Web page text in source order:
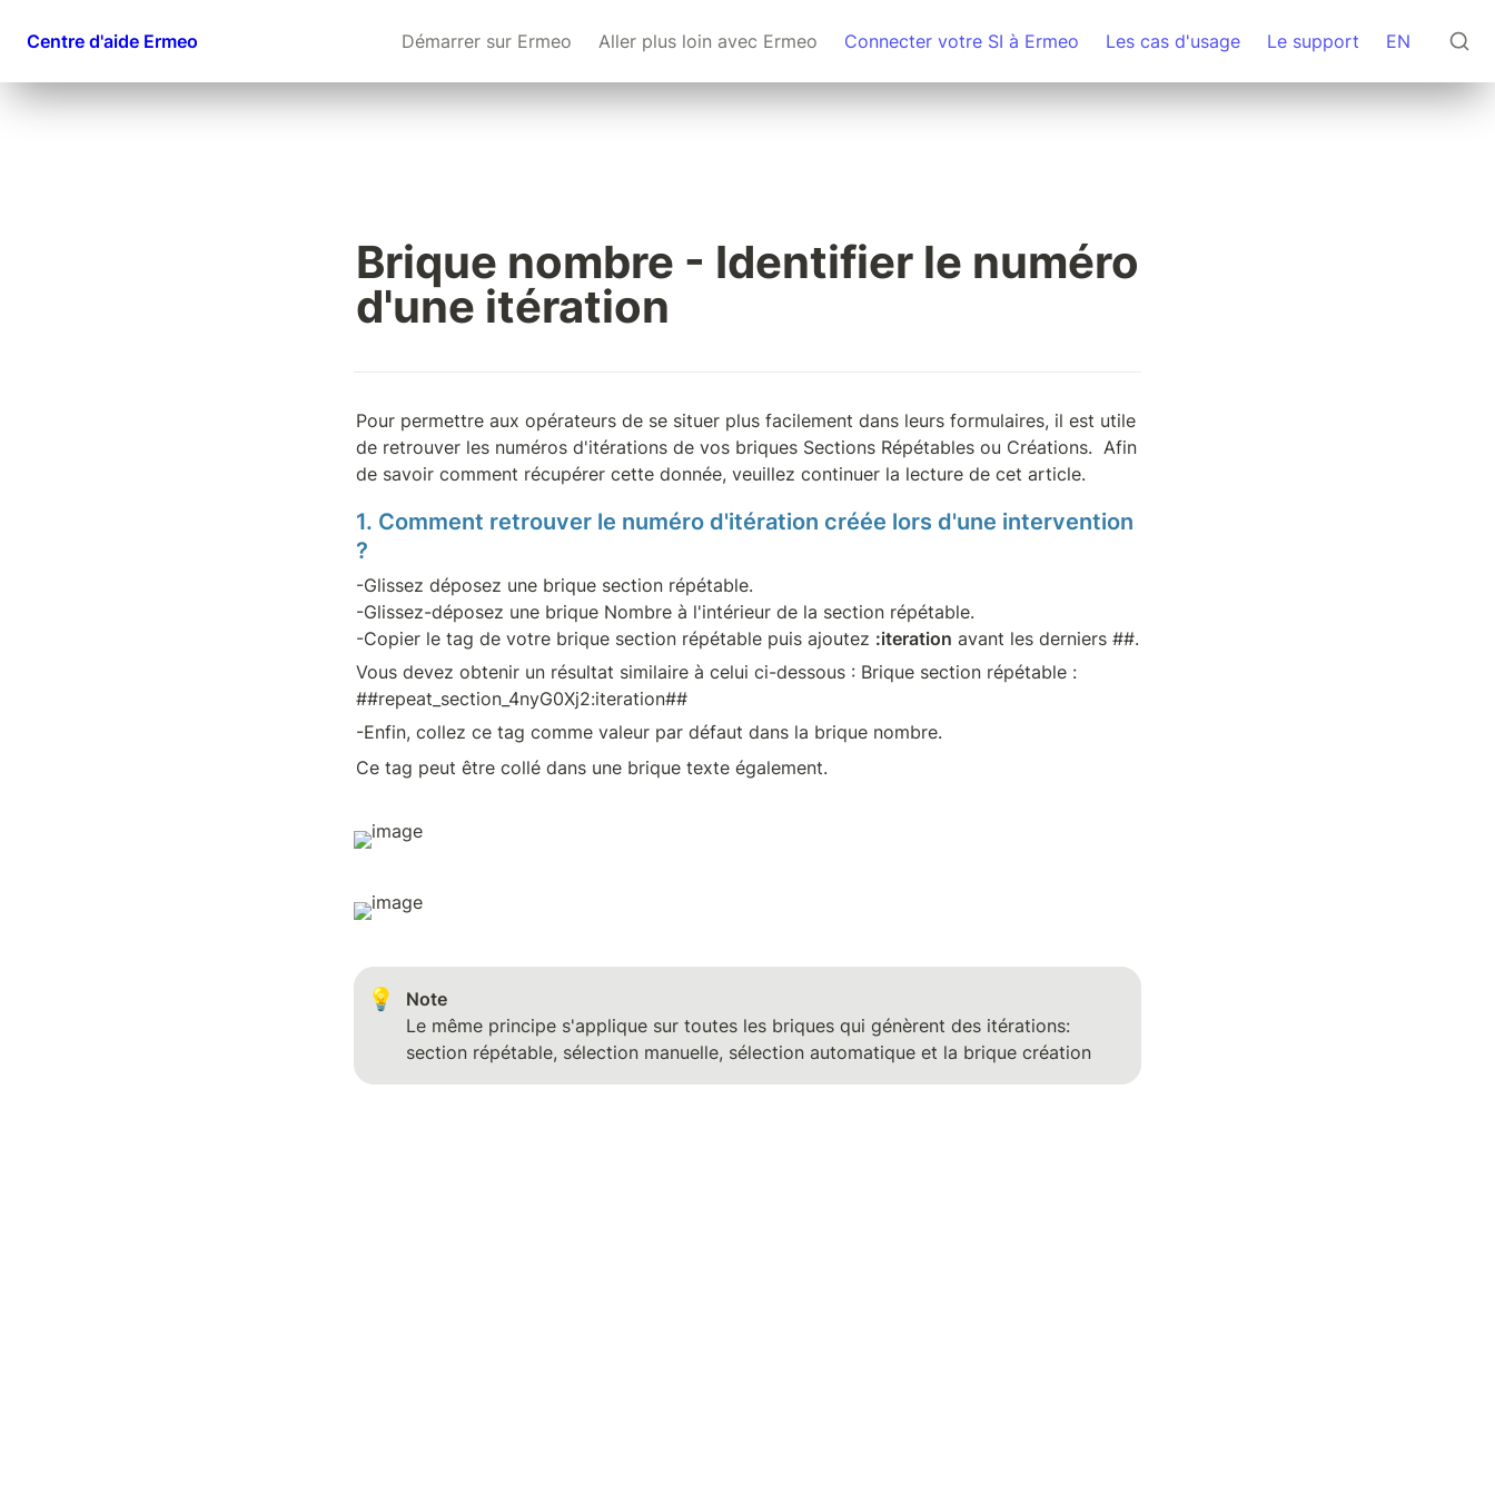
Centre d'aide Ermeo Démarrer sur Ermeo Aller plus loin avec Ermeo Connecter votre SI à Ermeo Les cas d'usage Le support EN
Brique nombre - Identifier le numéro
d'une itération
Pour permettre aux opérateurs de se situer plus facilement dans leurs formulaires, il est utile
de retrouver les numéros d'itérations de vos briques Sections Répétables ou Créations.  Afin
de savoir comment récupérer cette donnée, veuillez continuer la lecture de cet article.
1. Comment retrouver le numéro d'itération créée lors d'une intervention
?
-Glissez déposez une brique section répétable.
-Glissez-déposez une brique Nombre à l'intérieur de la section répétable.
-Copier le tag de votre brique section répétable puis ajoutez :iteration avant les derniers ##.
Vous devez obtenir un résultat similaire à celui ci-dessous : Brique section répétable :
##repeat_section_4nyG0Xj2:iteration##
-Enfin, collez ce tag comme valeur par défaut dans la brique nombre.
Ce tag peut être collé dans une brique texte également.
💡
Note
Le même principe s'applique sur toutes les briques qui génèrent des itérations:
section répétable, sélection manuelle, sélection automatique et la brique création